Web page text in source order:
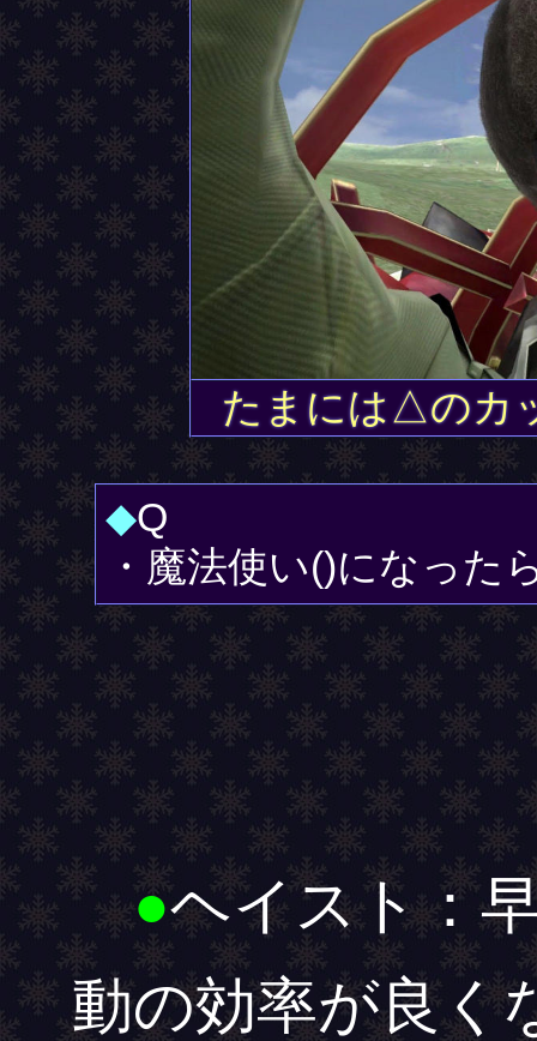
たまには△のカ
◆Q
・魔法使い()になった
●ヘイスト：
動の効率が良く